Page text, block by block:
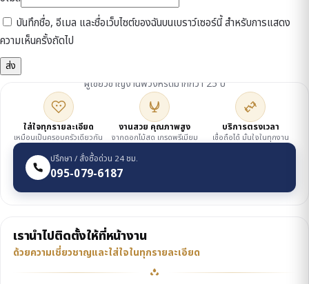
บันทึกชื่อ, อีเมล และชื่อเว็บไซต์ของฉันบนเบราว์เซอร์นี้ สำหรับการแสดง
ความเห็นครั้งถัดไป
ผู้เชี่ยวชาญงานพวงหรีดมากกว่า 25 ปี
ใส่ใจทุกรายละเอียด
เหมือนเป็นครอบครัวเดียวกัน
งานสวย คุณภาพสูง
จากดอกไม้สด เกรดพรีเมียม
บริการตรงเวลา
เชื่อถือได้ มั่นใจในทุกงาน
ปรึกษา / สั่งซื้อด่วน 24 ชม.
095-079-6187
เรานำไปติดตั้งให้ที่หน้างาน
ด้วยความเชี่ยวชาญและใส่ใจในทุกรายละเอียด